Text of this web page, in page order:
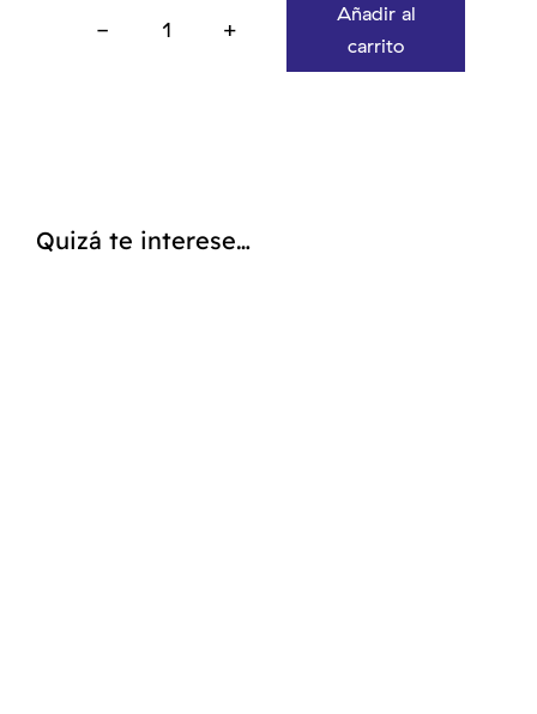
Patrón
Añadir al
carrito
Quizá te interese…